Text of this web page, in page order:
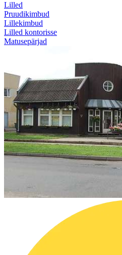
Lilled
Pruudikimbud
Lillekimbud
Lilled kontorisse
Matusepärjad